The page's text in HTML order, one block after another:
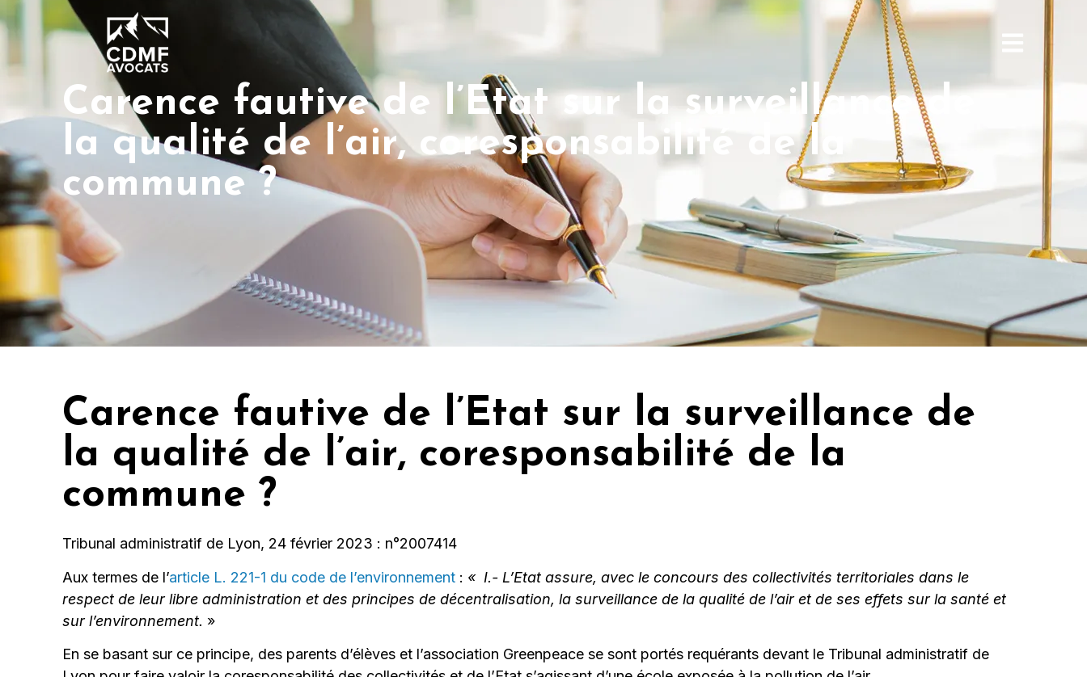
Carence fautive de l’Etat sur la surveillance de
la qualité de l’air, coresponsabilité de la
commune ?
Carence fautive de l’Etat sur la surveillance de
la qualité de l’air, coresponsabilité de la
commune ?
Tribunal administratif de Lyon, 24 février 2023 : n°2007414
Aux termes de l’article L. 221-1 du code de l’environnement : « I.- L’Etat assure, avec le concours des collectivités territoriales dans le
respect de leur libre administration et des principes de décentralisation, la surveillance de la qualité de l’air et de ses effets sur la santé et
sur l’environnement. »
En se basant sur ce principe, des parents d’élèves et l’association Greenpeace se sont portés requérants devant le Tribunal administratif de